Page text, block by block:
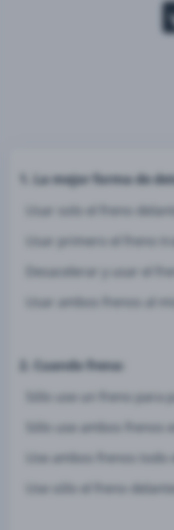
1. La mejor forma de
Usar solo el freno
Usar primero el freno
Desacelerar y usar el
Usar ambos frenos al
2. Cuando frena:
Sólo use un freno para
Sólo use ambos frenos
Use ambos frenos todo
Use sólo el freno